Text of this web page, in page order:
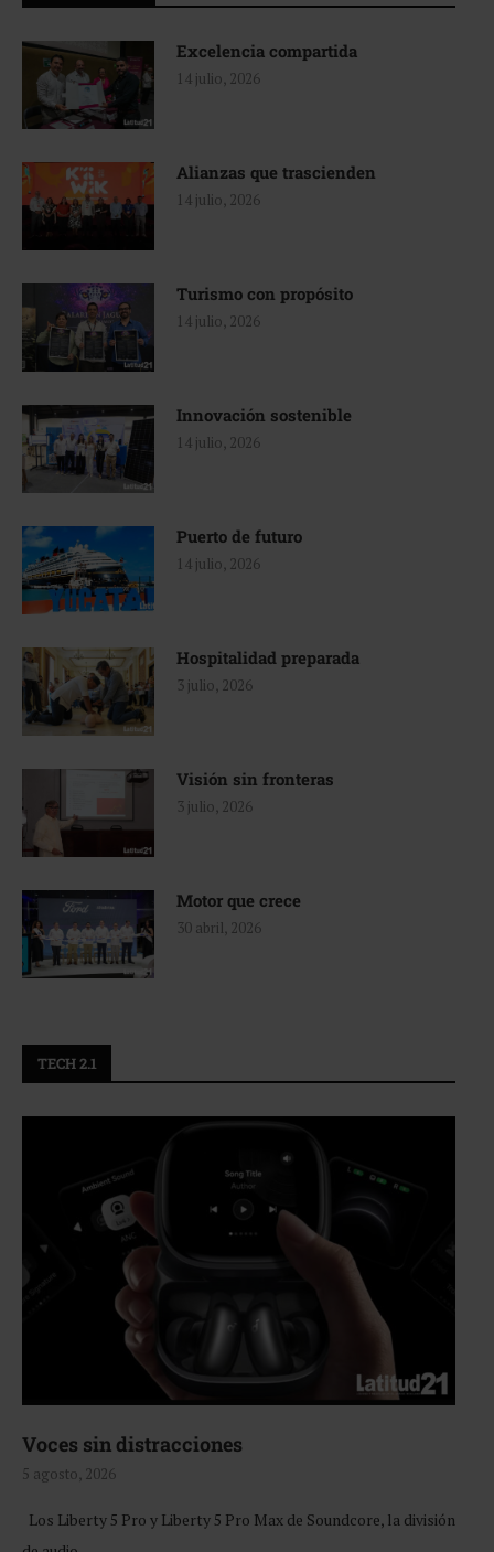
Excelencia compartida
14 julio, 2026
Alianzas que trascienden
14 julio, 2026
Turismo con propósito
14 julio, 2026
Innovación sostenible
14 julio, 2026
Puerto de futuro
14 julio, 2026
Hospitalidad preparada
3 julio, 2026
Visión sin fronteras
3 julio, 2026
Motor que crece
30 abril, 2026
TECH 2.1
Voces sin distracciones
5 agosto, 2026
Los Liberty 5 Pro y Liberty 5 Pro Max de Soundcore, la división